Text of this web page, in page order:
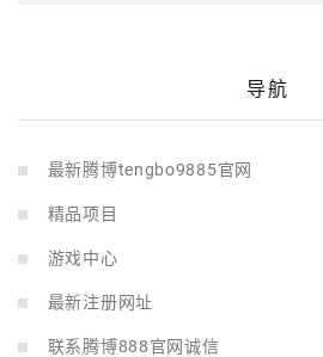
导航
最新腾博tengbo9885官网
精品项目
游戏中心
最新注册网址
联系腾博888官网诚信